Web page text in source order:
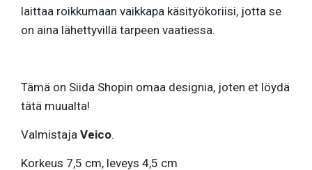
laittaa roikkumaan vaikkapa käsityökoriisi, jotta se
on aina lähettyvillä tarpeen vaatiessa.
Tämä on Siida Shopin omaa designia, joten et löydä
tätä muualta!
Valmistaja Veico.
Korkeus 7,5 cm, leveys 4,5 cm